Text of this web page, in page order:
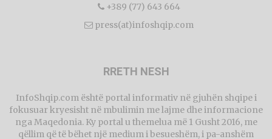
+389 (77) 643 664
press(at)infoshqip.com
RRETH NESH
InfoShqip.com është portal informativ në gjuhën shqipe i
fokusuar kryesisht në mbulimin me lajme dhe informacione
nga Maqedonia. Ky portal u themelua më 1 Gusht 2016, me
qëllim që të bëhet një medium i besueshëm, i pa-anshëm